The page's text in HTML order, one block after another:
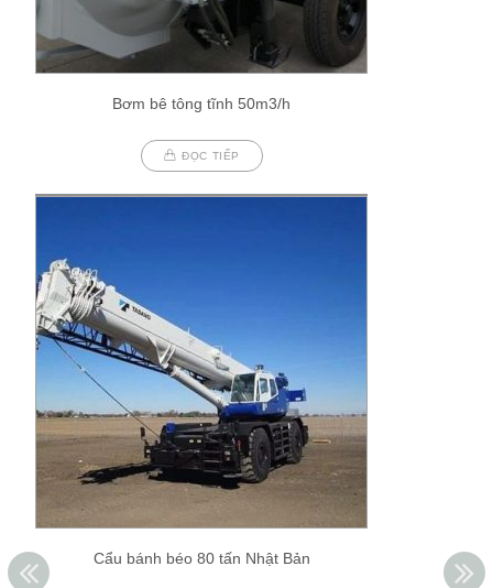
Bơm bê tông tĩnh 50m3/h
ĐỌC TIẾP
Cẩu bánh béo 80 tấn Nhật Bản